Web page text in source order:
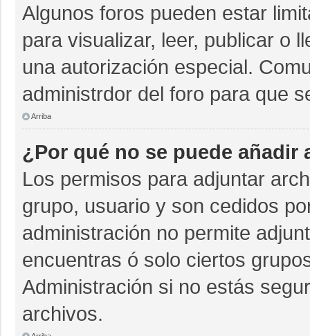
Algunos foros pueden estar
para visualizar, leer, publicar o
una autorización especial.
administrdor del foro para que
Arriba
¿Por qué no se puede
Los permisos para adjuntar
grupo, usuario y son cedidos
administración no permite
encuentras ó solo ciertos
Administración si no estás
archivos.